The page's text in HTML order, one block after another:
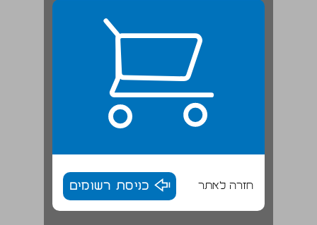
חזרה לאתר כניסת רשומים